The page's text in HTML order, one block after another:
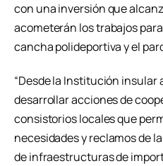
con una inversión que
acometerán los trabajos
cancha polideportiva y el
“Desde la Institución
desarrollar acciones de
consistorios locales que
necesidades y reclamos de
de infraestructuras de